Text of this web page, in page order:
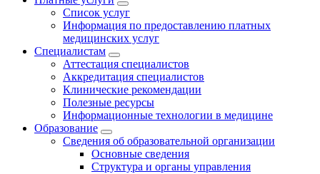
Список услуг
Информация по предоставлению платных
медицинских услуг
Специалистам
Аттестация специалистов
Аккредитация специалистов
Клинические рекомендации
Полезные ресурсы
Информационные технологии в медицине
Образование
Сведения об образовательной организации
Основные сведения
Структура и органы управления